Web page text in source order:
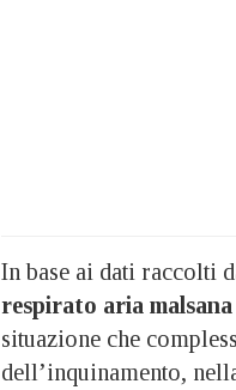
In base ai dati raccolti
respirato aria
situazione che
dell’inquinamento,